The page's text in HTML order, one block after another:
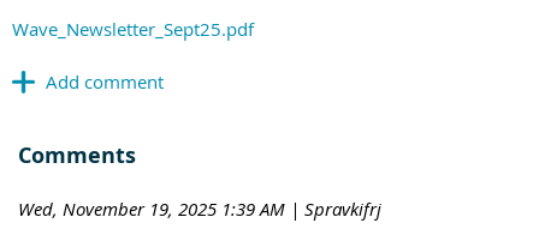
Wave_Newsletter_Sept25.pdf
Comments
Wed, November 19, 2025 1:39 AM | Spravkifrj